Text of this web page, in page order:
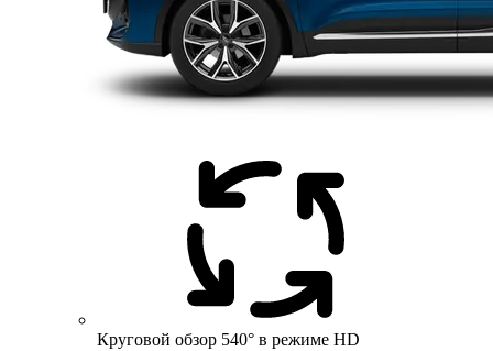
Круговой обзор 540° в режиме HD